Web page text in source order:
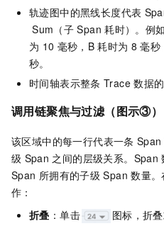
轨迹图中的黑线长度代表
Sum（子 Span 耗时）。例如
为 10 毫秒，B 耗时为 8 毫秒
秒。
时间轴表示整条 Trace 数据
调用链聚焦与过滤（图示③）
该区域中的每一行代表一条 Span
级 Span 之间的层级关系。Span
Span 所拥有的子级 Span 数量
作：
折叠 ：单击 图标，折